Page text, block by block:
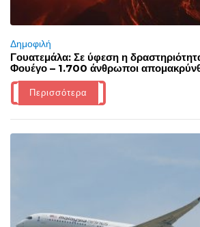
Δημοφιλή
Γουατεμάλα: Σε ύφεση η
Φουέγο – 1.700 άνθρωποι
Περισσότερα